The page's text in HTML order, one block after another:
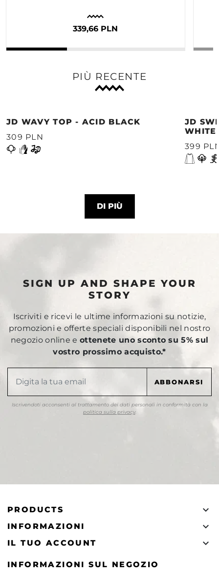
339,66 PLN
PIÙ RECENTE
JD WAVY TOP - ACID BLACK
309 PLN
JD
WHITE
399
DI PIÙ
SIGN UP AND SHAPE YOUR
STORY
Iscriviti e ricevi le ultime informazioni su notizie,
promozioni e offerte speciali disponibili nel nostro
negozio online eottenete uno sconto su 5% sul
vostro prossimo acquisto.*
Iscrivendoti acconsenti al trattamento dei dati personali in conformità con la
politica sulla privacy.
PRODUCTS 
INFORMAZIONI 
IL TUO ACCOUNT 
INFORMAZIONI SUL NEGOZIO